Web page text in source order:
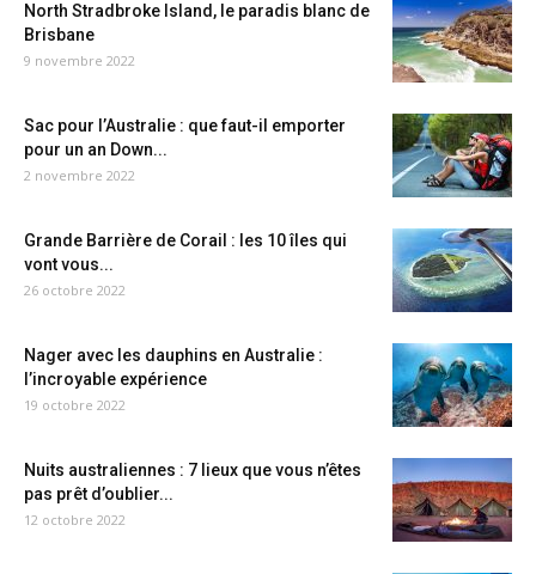
North Stradbroke Island, le paradis blanc de
Brisbane
9 novembre 2022
Sac pour l’Australie : que faut-il emporter
pour un an Down...
2 novembre 2022
Grande Barrière de Corail : les 10 îles qui
vont vous...
26 octobre 2022
Nager avec les dauphins en Australie :
l’incroyable expérience
19 octobre 2022
Nuits australiennes : 7 lieux que vous n’êtes
pas prêt d’oublier...
12 octobre 2022